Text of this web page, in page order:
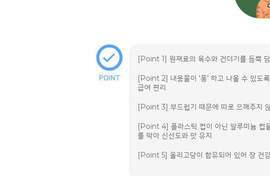
[Point 1] 원재료의 육수와 건더기를 듬뿍
[Point 2] 내용물이 '퐁' 하고 나올 수 있도록
급여 편리
[Point 3] 부드럽기 때문에 따로 으깨주지
[Point 4] 플라스틱 컵이 아닌 알루미늄 컵
를 막아 신선도와 맛 유지
[Point 5] 올리고당이 함유되어 있어 장 건